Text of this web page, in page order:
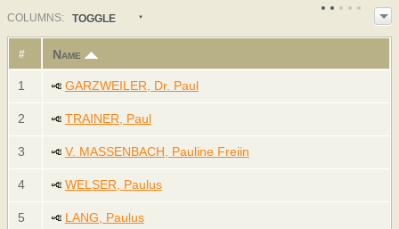
COLUMN S: TOGGLE
# Name
1 GARZWEILER, Dr. Paul
2 TRAINER, Paul
3 V. MASSENBACH, Pauline Freiin
4 WELSER, Paulus
5 LANG, Paulus